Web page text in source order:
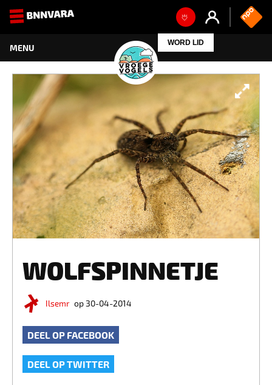
WORD LID
WOLFSPINNETJE
Ilsemr op 30-04-2014
DEEL OP FACEBOOK
DEEL OP TWITTER